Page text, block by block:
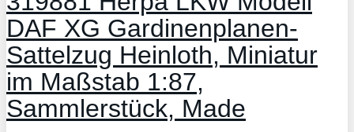
DAF XG Gardinenplanen-
Sattelzug Heinloth, Miniatur
im Maßstab 1:87,
Sammlerstück, Made